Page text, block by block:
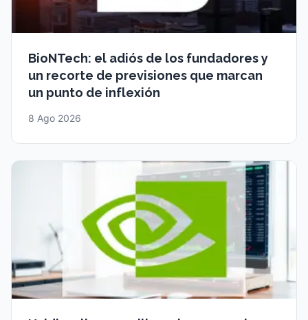
BioNTech: el adiós de los fundadores y
un recorte de previsiones que marcan
un punto de inflexión
8 Ago 2026